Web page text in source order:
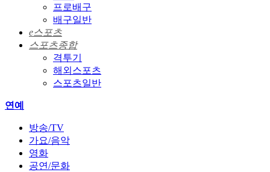
프로배구
배구일반
e스포츠
스포츠종합
격투기
해외스포츠
스포츠일반
연예
방송/TV
가요/음악
영화
공연/문화